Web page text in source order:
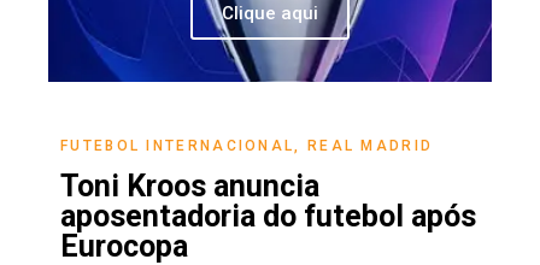
Clique aqui
FUTEBOL INTERNACIONAL REAL MADRID
Toni Kroos anuncia
aposentadoria do futebol após
Eurocopa